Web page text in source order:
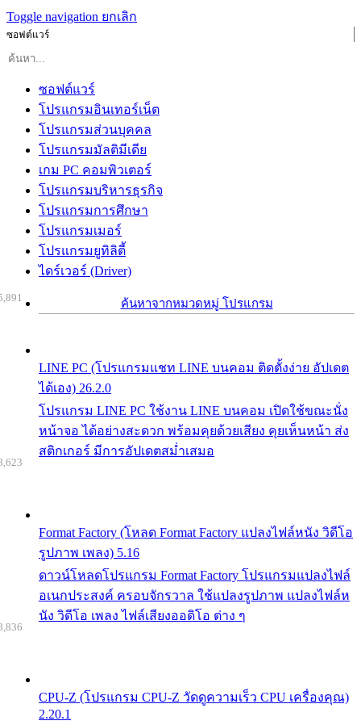
Toggle navigation ยกเลิก
ซอฟต์แวร์
ซอฟต์แวร์
โปรแกรมอินเทอร์เน็ต
โปรแกรมส่วนบุคคล
โปรแกรมมัลติมีเดีย
เกม PC คอมพิวเตอร์
โปรแกรมบริหารธุรกิจ
โปรแกรมการศึกษา
โปรแกรมเมอร์
โปรแกรมยูทิลิตี้
ไดร์เวอร์ (Driver)
ค้นหาจากหมวดหมู่ โปรแกรม
LINE PC (โปรแกรมแชท LINE บนคอม ติดตั้งง่าย อัปเดต
ได้เอง) 26.2.0
โปรแกรม LINE PC ใช้งาน LINE บนคอม เปิดใช้ขณะนั่ง
หน้าจอ ได้อย่างสะดวก พร้อมคุยด้วยเสียง คุยเห็นหน้า ส่ง
สติกเกอร์ มีการอัปเดตสม่ำเสมอ
Format Factory (โหลด Format Factory แปลงไฟล์หนัง วิดีโอ
รูปภาพ เพลง) 5.16
ดาวน์โหลดโปรแกรม Format Factory โปรแกรมแปลงไฟล์
อเนกประสงค์ ครอบจักรวาล ใช้แปลงรูปภาพ แปลงไฟล์ห
นัง วิดีโอ เพลง ไฟล์เสียงออดิโอ ต่าง ๆ
CPU-Z (โปรแกรม CPU-Z วัดดูความเร็ว CPU เครื่องคุณ)
2.20.1